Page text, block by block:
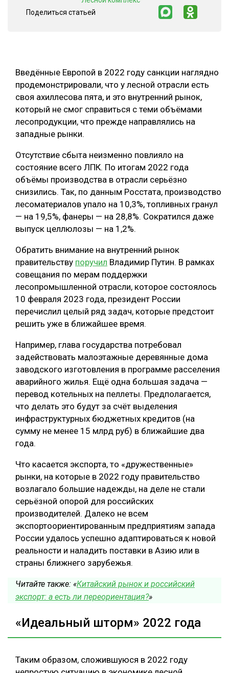
СУШКА ДРЕВЕСИНЫ
Введённые Европой в 2022 году санкции наглядно
продемонстрировали, что у лесной отрасли есть
своя ахиллесова пята, и это внутренний рынок,
который не смог справиться с теми объёмами
лесопродукции, что прежде направлялись на
западные рынки.
Отсутствие сбыта неизменно повлияло на
состояние всего ЛПК. По итогам 2022 года
объёмы производства в отрасли серьёзно
снизились. Так, по данным Росстата, производство
лесоматериалов упало на 10,3%, топливных гранул
— на 19,5%, фанеры — на 28,8%. Сократился даже
выпуск целлюлозы — на 1,2%.
Обратить внимание на внутренний рынок
правительству поручил Владимир Путин. В рамках
совещания по мерам поддержки
лесопромышленной отрасли, которое состоялось
10 февраля 2023 года, президент России
перечислил целый ряд задач, которые предстоит
решить уже в ближайшее время.
Например, глава государства потребовал
задействовать малоэтажные деревянные дома
заводского изготовления в программе расселения
аварийного жилья. Ещё одна большая задача —
перевод котельных на пеллеты. Предполагается,
что делать это будут за счёт выделения
инфраструктурных бюджетных кредитов (на
сумму не менее 15 млрд руб) в ближайшие два
года.
Что касается экспорта, то «дружественные»
рынки, на которые в 2022 году правительство
возлагало большие надежды, на деле не стали
серьёзной опорой для российских
производителей. Далеко не всем
экспортоориентированным предприятиям запада
России удалось успешно адаптироваться к новой
реальности и наладить поставки в Азию или в
страны ближнего зарубежья.
Читайте также: «Китайский рынок и российский
экспорт: а есть ли переориентация?»
«Идеальный шторм» 2022 года
Таким образом, сложившуюся в 2022 году
Поделиться статьей